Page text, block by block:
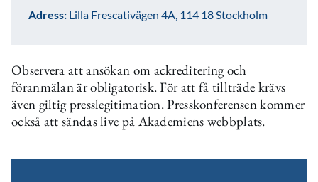
Observera att ansökan om ackreditering och
föranmälan är obligatorisk. För att få tillträde krävs
även giltig presslegitimation. Presskonferensen kommer
också att sändas live på Akademiens webbplats.
Adress: Lilla Frescativägen 4A, 114 18 Stockholm